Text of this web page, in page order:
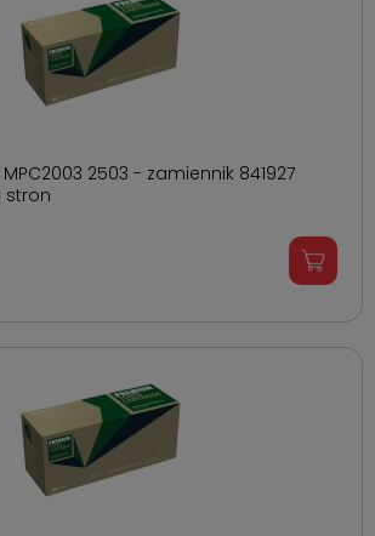
2503 - zamiennik 841927
stron